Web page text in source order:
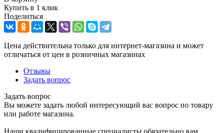
Купить в 1 клик
Поделиться
Цена действительна только для интернет-магазина и может
отличаться от цен в розничных магазинах
Отзывы
Задать вопрос
Задать вопрос
Вы можете задать любой интересующий вас вопрос по товару
или работе магазина.
Наши квалифицированные специалисты обязательно вам